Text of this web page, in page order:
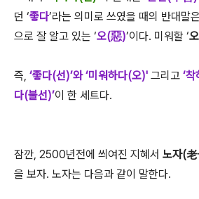
던 ‘좋다’라는 의미로 쓰였을 때의 반대말
으로 잘 알고 있는 ‘오(惡)’이다. 미워할 ‘오
즉, ‘좋다(선)’와 ‘미워하다(오)' 그리고 ‘
다(불선)’이 한 세트다.
잠깐, 2500년전에 씌여진 지혜서 노자(
을 보자. 노자는 다음과 같이 말한다.